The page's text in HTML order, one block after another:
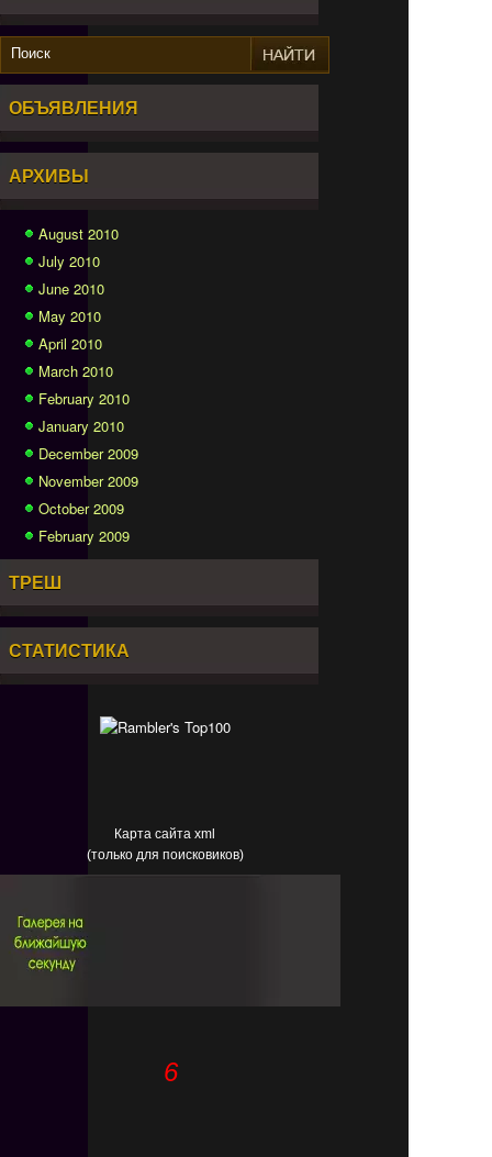
ОБЪЯВЛЕНИЯ
АРХИВЫ
August 2010
July 2010
June 2010
May 2010
April 2010
March 2010
February 2010
January 2010
December 2009
November 2009
October 2009
February 2009
ТРЕШ
СТАТИСТИКА
Карта сайта xml
(только для поисковиков)
6